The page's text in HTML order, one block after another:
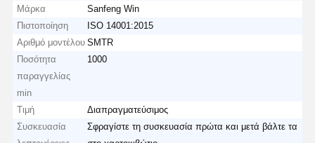
Μάρκα
Sanfeng Win
Πιστοποίηση
ISO 14001:2015
Αριθμό μοντέλου SMTR
Ποσότητα
παραγγελίας
min
1000
Τιμή
Διαπραγματεύσιμος
Συσκευασία
Σφραγίστε τη συσκευασία πρώτα και μετά βάλτε τα